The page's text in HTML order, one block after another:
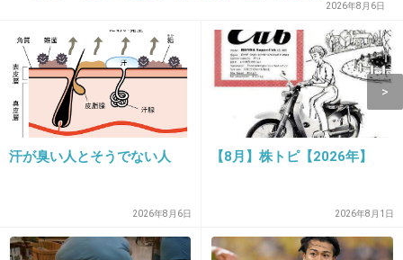
坂上忍
他人の粗探しして怒鳴るくせに箸もまともに使
えないとは…
子役に演技指導する前に箸の使い方教えてもら
2026年8月6日
汗が臭い人とそうでない人
2026年8月6日
【8月】株トピ【2026年】
2026年8月1日